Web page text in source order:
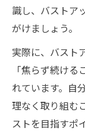
識し、バストア
がけましょう。
実際に、バスト
「焦らず続け
れています。自
理なく取り組む
ストを目指すポ